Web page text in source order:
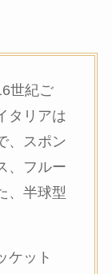
世紀ご
タリアは
、スポン
、フルー
、半球型
ケット